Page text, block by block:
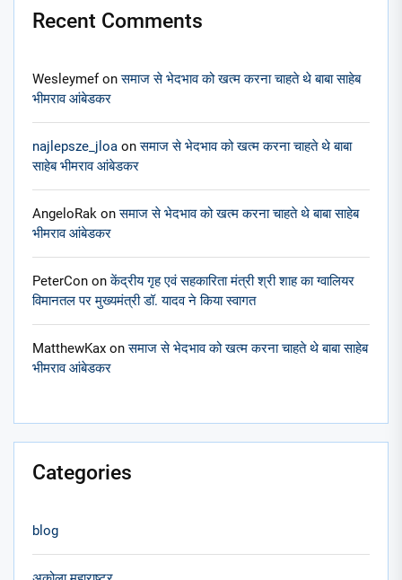
Recent Comments
Wesleymefonसमाज से भेदभाव को खत्म करना चाहते थे बाबा साहेब
भीमराव आंबेडकर
najlepsze_jloa onसमाज से भेदभाव को खत्म करना चाहते थे बाबा
साहेब भीमराव आंबेडकर
AngeloRak onसमाज से भेदभाव को खत्म करना चाहते थे बाबा साहेब
भीमराव आंबेडकर
PeterCon onकेंद्रीय गृह एवं सहकारिता मंत्री श्री शाह का ग्वालियर
विमानतल पर मुख्यमंत्री डॉ. यादव ने किया स्वागत
MatthewKax onसमाज से भेदभाव को खत्म करना चाहते थे बाबा साहेब
भीमराव आंबेडकर
Categories
blog